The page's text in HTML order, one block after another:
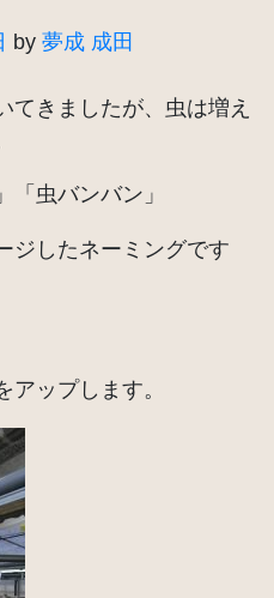
by 夢成 成田
てきましたが、虫は増え
虫バンバン」
ジしたネーミングです
ップします。